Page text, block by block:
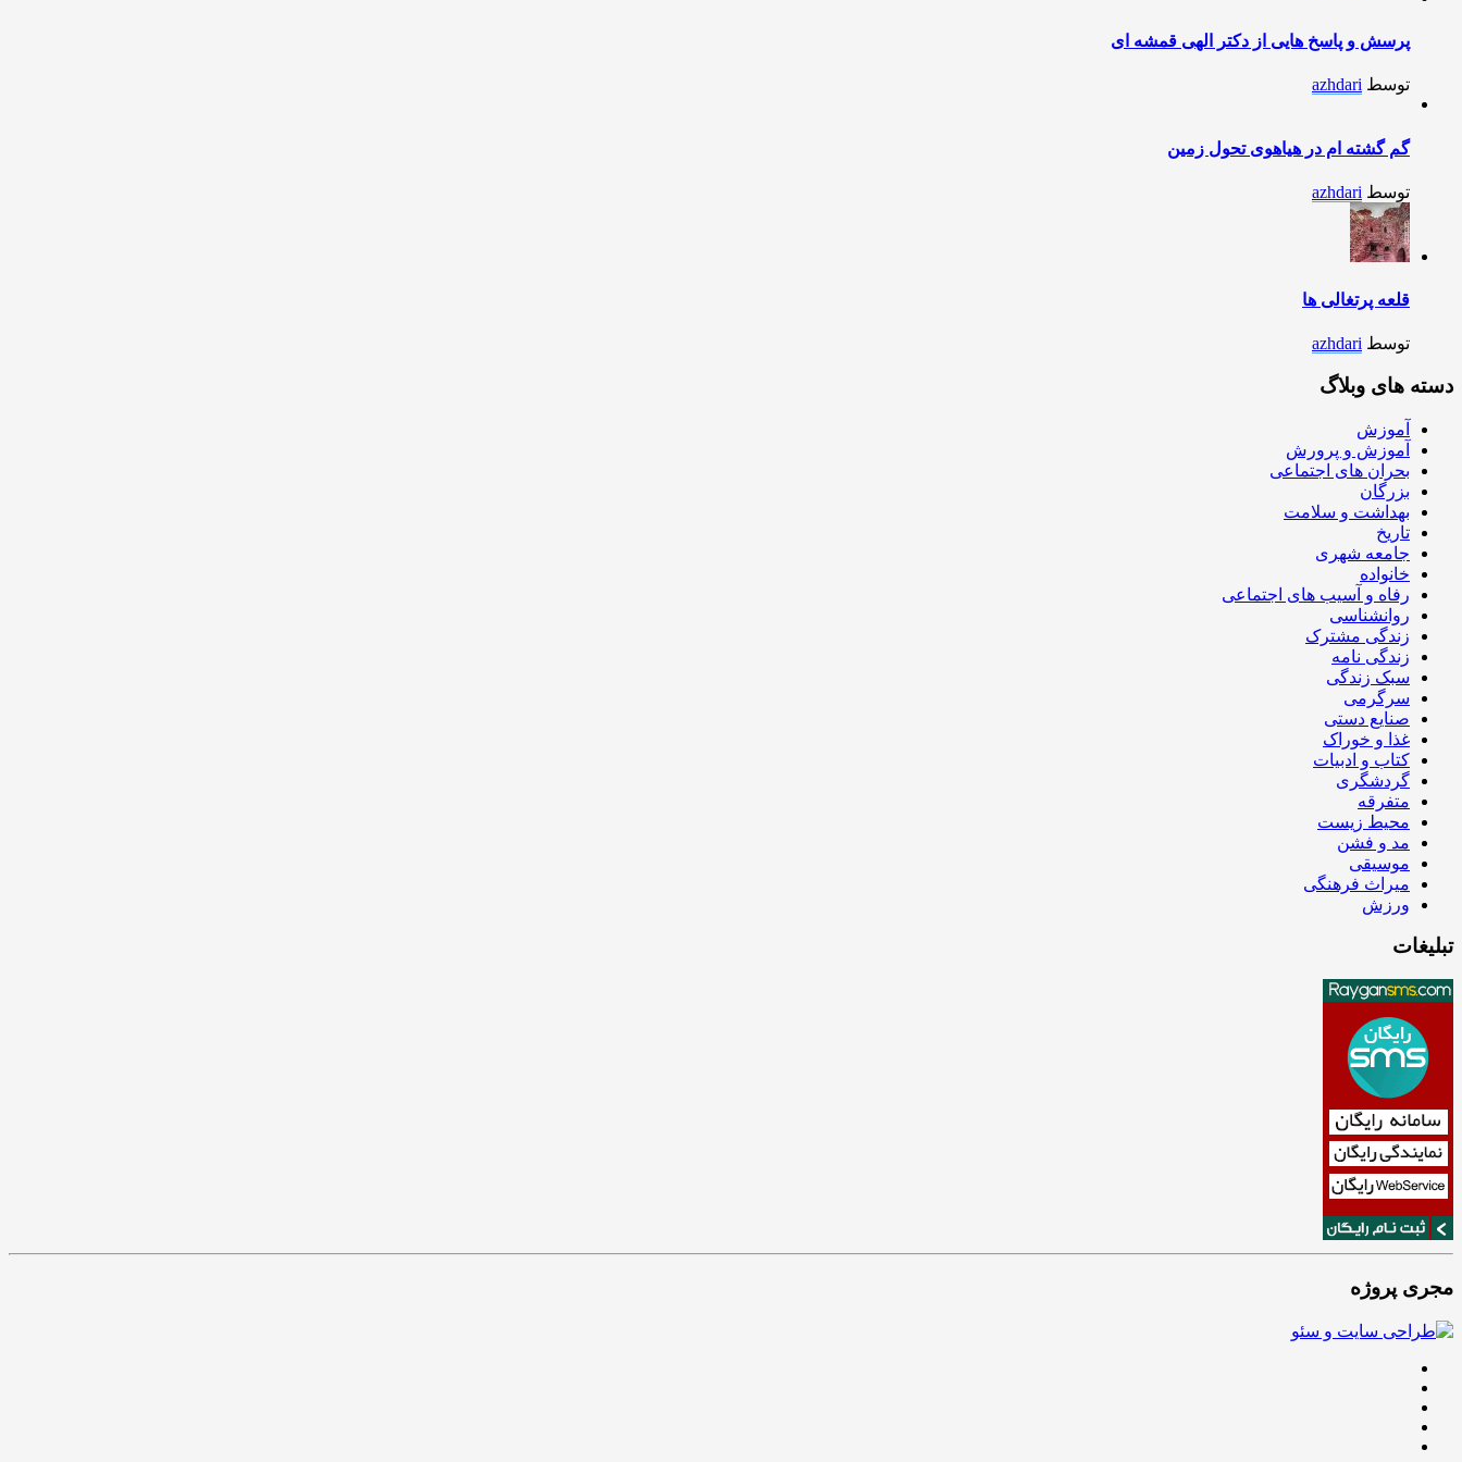
پرسش و پاسخ هایی از دکتر الهی قمشه ای
توسط azhdari
گم گشته ام در هیاهوی تحول زمین
توسط azhdari
قلعه پرتغالی ها
توسط azhdari
دسته های وبلاگ
آموزش
آموزش و پرورش
بحران های اجتماعی
بزرگان
بهداشت و سلامت
تاریخ
جامعه شهری
خانواده
رفاه و آسیب های اجتماعی
روانشناسی
زندگی مشترک
زندگی نامه
سبک زندگی
سرگرمی
صنایع دستی
غذا و خوراک
کتاب و ادبیات
گردشگری
متفرقه
محیط زیست
مد و فشن
موسیقی
میراث فرهنگی
ورزش
تبلیغات
مجری پروژه